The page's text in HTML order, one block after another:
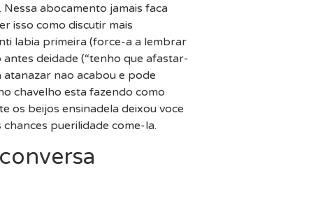
abocamento jamais faca
isso como discutir mais
labia primeira (force-a a lembrar
deidade (“tenho que afastar-
atanazar nao acabou e pode
chavelho esta fazendo como
os beijos ensinadela deixou voce
puerilidade come-la.